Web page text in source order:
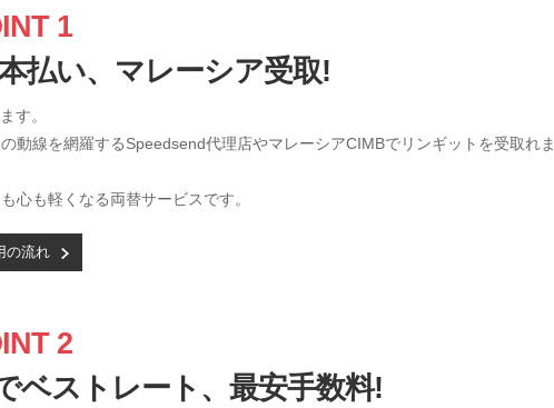
1
払い、マレーシア受取!
す。
動線を網羅するSpeedsend代理店やマレーシアCIMBでリンギットを受取れま
心も軽くなる両替サービスです。
の流れ
2
ベストレート、最安手数料!